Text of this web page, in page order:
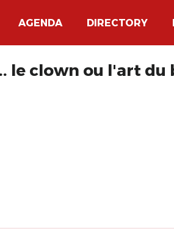
AGENDA DIRECTORY
le clown ou l'art du